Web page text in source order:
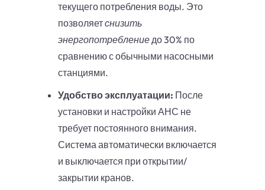
текущего потребления воды. Это
позволяетснизить
энергопотреблениедо 30% по
сравнению с обычными насосными
станциями.
Удобство эксплуатации: После
установки и настройки АНС не
требует постоянного внимания.
Система автоматически включается
и выключается при открытии/
закрытии кранов.